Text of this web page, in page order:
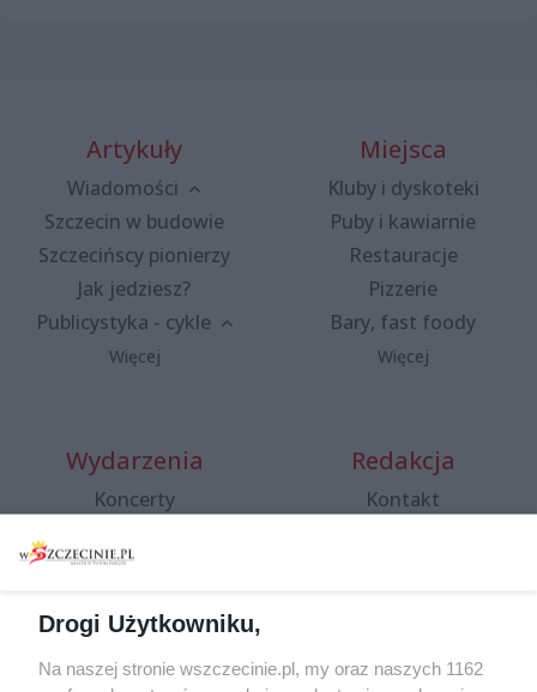
Artykuły
Wiadomości
Szczecin w budowie
Szczecińscy pionierzy
Jak jedziesz?
Publicystyka - cykle
Więcej
Miejsca
Kluby i dyskoteki
Puby i kawiarnie
Restauracje
Pizzerie
Bary, fast foody
Więcej
Wydarzenia
Koncerty
Spacery i oprowadzania
targi
Wernisaże
Redakcja
Kontakt
Specjalny koncert z okazji
Drogi Użytkowniku,
Na naszej stronie wszczecinie.pl, my oraz naszych 1162